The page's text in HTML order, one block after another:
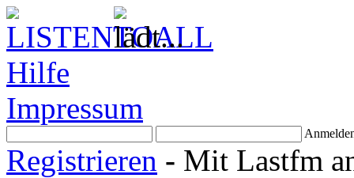
Hilfe
Impressum
Registrieren - Mit Lastfm